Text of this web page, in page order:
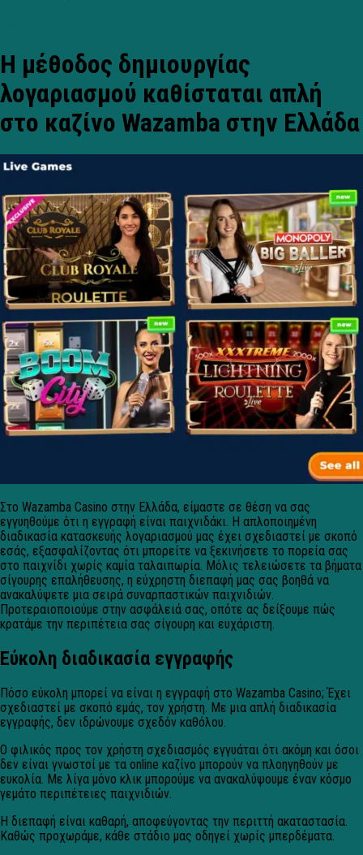
Η μέθοδος δημιουργίας
λογαριασμού καθίσταται απλή
στο καζίνο Wazamba στην Ελλάδα
Στο Wazamba Casino στην Ελλάδα, είμαστε σε θέση να σας
εγγυηθούμε ότι η εγγραφή είναι παιχνιδάκι. Η απλοποιημένη
διαδικασία κατασκευής λογαριασμού μας έχει σχεδιαστεί με σκοπό
εσάς, εξασφαλίζοντας ότι μπορείτε να ξεκινήσετε το πορεία σας
στο παιχνίδι χωρίς καμία ταλαιπωρία. Μόλις τελειώσετε τα βήματα
σίγουρης επαλήθευσης, η εύχρηστη διεπαφή μας σας βοηθά να
ανακαλύψετε μια σειρά συναρπαστικών παιχνιδιών.
Προτεραιοποιούμε στην ασφάλειά σας, οπότε ας δείξουμε πώς
κρατάμε την περιπέτεια σας σίγουρη και ευχάριστη.
Εύκολη διαδικασία εγγραφής
Πόσο εύκολη μπορεί να είναι η εγγραφή στο Wazamba Casino; Έχει
σχεδιαστεί με σκοπό εμάς, τον χρήστη. Με μια απλή διαδικασία
εγγραφής, δεν ιδρώνουμε σχεδόν καθόλου.
Ο φιλικός προς τον χρήστη σχεδιασμός εγγυάται ότι ακόμη και όσοι
δεν είναι γνωστοί με τα online καζίνο μπορούν να πλοηγηθούν με
ευκολία. Με λίγα μόνο κλικ μπορούμε να ανακαλύψουμε έναν κόσμο
γεμάτο περιπέτειες παιχνιδιών.
Η διεπαφή είναι καθαρή, αποφεύγοντας την περιττή ακαταστασία.
Καθώς προχωράμε, κάθε στάδιο μας οδηγεί χωρίς μπερδέματα.